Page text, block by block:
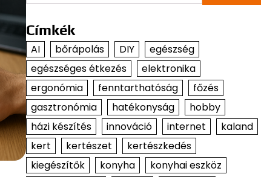
Címkék
AI bőrápolás DIY
egészség
egészséges étkezés
elektronika
ergonómia
fenntarthatóság
főzés
gasztronómia
hatékonyság
hobby
házi készítés
innováció internet
kaland
kert
kertészet
kertészkedés
kiegészítők
konyha
konyhai eszköz